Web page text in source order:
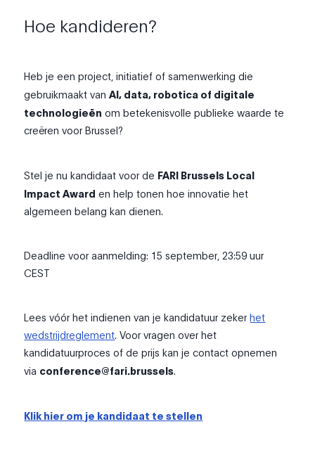
Hoe kandideren?
Heb je een project, initiatief of samenwerking die
gebruikmaakt vanAI, data, robotica of digitale
technologieën om betekenisvolle publieke waarde te
creëren voor Brussel?
Stel je nu kandidaat voor de FARI Brussels Local
Impact Award en help tonen hoe innovatie het
algemeen belang kan dienen.
Deadline voor aanmelding: 15 september, 23:59 uur
CEST
Lees vóór het indienen van je kandidatuur zekerhet
wedstrijdreglement. Voor vragen over het
kandidatuurproces of de prijs kan je contact opnemen
via conference@fari.brussels.
Klik hier om je kandidaat te stellen